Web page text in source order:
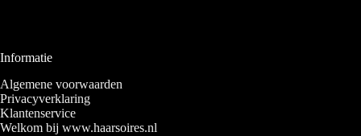
Informatie
Algemene voorwaarden
Privacyverklaring
Klantenservice
Welkom bij www.haarsoires.nl